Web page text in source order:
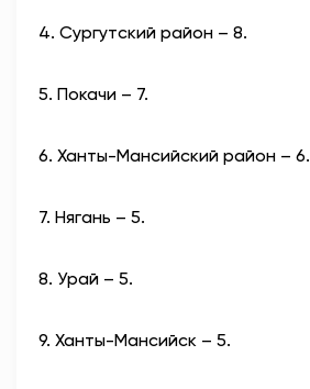
4. Сургутский район – 8.
5. Покачи – 7.
6. Ханты-Мансийский район – 6.
7. Нягань – 5.
8. Урай – 5.
9. Ханты-Мансийск – 5.